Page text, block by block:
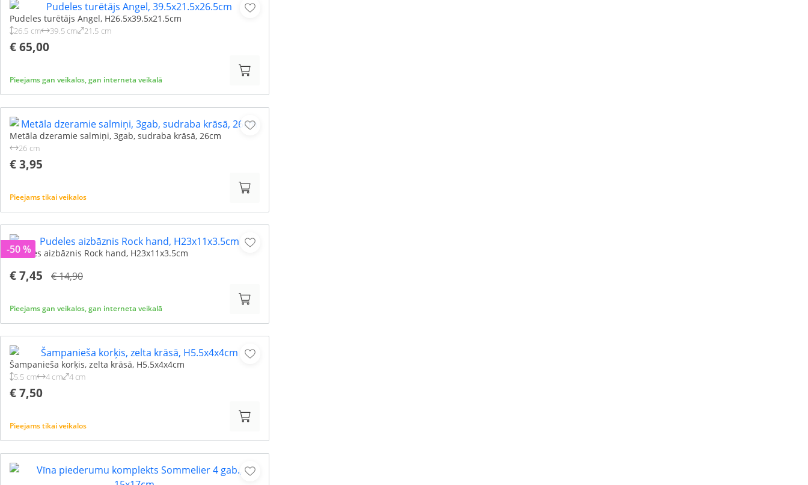
Pudeles turētājs Angel, H26.5x39.5x21.5cm
26.5 cm 39.5 cm 21.5 cm
€ 65,00
Pieejams gan veikalos, gan interneta veikalā
Metāla dzeramie salmiņi, 3gab, sudraba krāsā, 26cm
26 cm
€ 3,95
Pieejams tikai veikalos
Pudeles aizbāznis Rock hand, H23x11x3.5cm
€ 7,45 € 14,90
Pieejams gan veikalos, gan interneta veikalā
-50 %
Šampanieša korķis, zelta krāsā, H5.5x4x4cm
5.5 cm 4 cm 4 cm
€ 7,50
Pieejams tikai veikalos